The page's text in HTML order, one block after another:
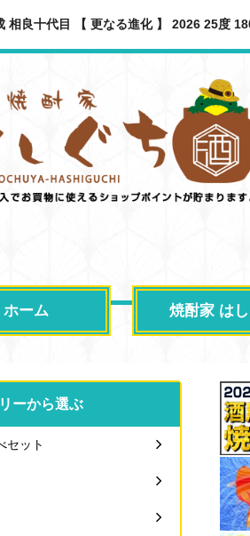
相良十代目 【 更なる進化 】 2026 25度
ホーム 焼酎家 は
ーから選ぶ
セット